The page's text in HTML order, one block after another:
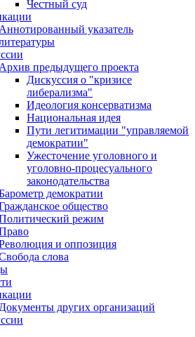
Честный суд
указатель
предыдущего проекта
Дискуссия о "кризисе
либерализма"
Идеология консерватизма
Национальная идея
Пути легитимации "управляемой
демократии"
Ужесточение уголовного и
уголовно-процесуального
законодательства
демократии
общество
режим
и оппозиция
слова
других организаций